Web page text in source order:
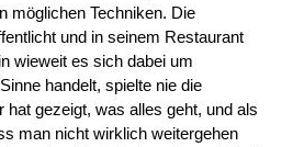
möglichen Techniken. Die
und in seinem Restaurant
wieweit es sich dabei um
handelt, spielte nie die
hat gezeigt, was alles geht, und als
man nicht wirklich weitergehen